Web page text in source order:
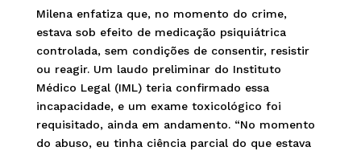
Milena enfatiza que, no momento do crime,
estava sob efeito de medicação psiquiátrica
controlada, sem condições de consentir, resistir
ou reagir. Um laudo preliminar do Instituto
Médico Legal (IML) teria confirmado essa
incapacidade, e um exame toxicológico foi
requisitado, ainda em andamento. “No momento
do abuso, eu tinha ciência parcial do que estava